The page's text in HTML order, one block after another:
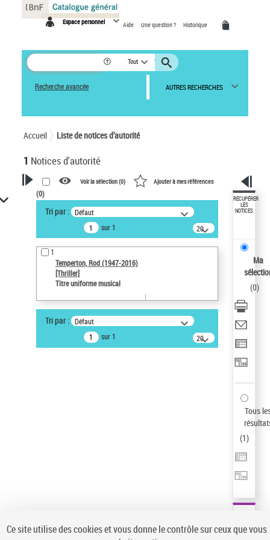
Espace personnel Aide Une question ? Historique
Tout
Recherche avancée AUTRES RECHERCHES
Accueil Liste de notices d’autorité
1 Notices d'autorité
VOTRE RECHERCHE
Recherche avancée dans les
notices d’autorité
Œuvres liées à l'auteur :
Temperton, Rod (1947-2016)
Auteur d’œuvre
Statut de la notice d’autorité
Notice élémentaire
Pays
Voir la sélection (0) Ajouter à mes références
(0)
Tri par : Défaut
sur 1
20
résultats/page
1
Temperton, Rod (1947-2016)
[Thriller]
Titre uniforme musical
Tri par : Défaut
sur 1
20
résultats/page
RÉCUPÉRER
LES
NOTICES
Ma
(0)
Tous
(1)
Panneau de gestion des cookies
Ce site utilise des cookies et vous donne le contrôle sur ceux que vous